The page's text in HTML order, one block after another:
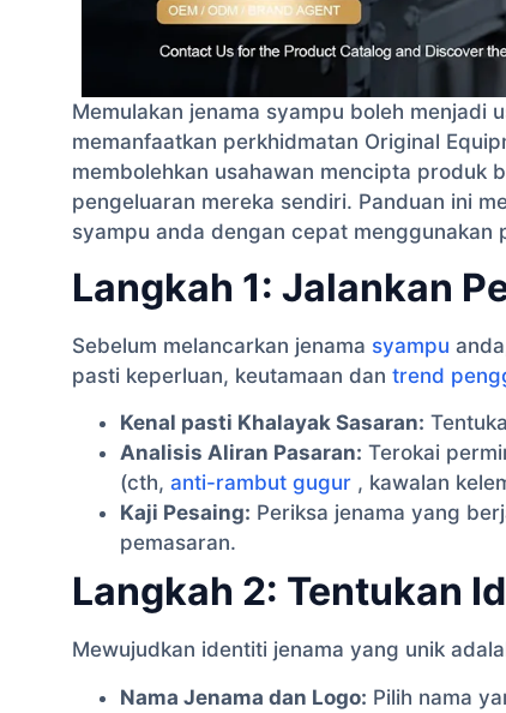
Memulakan jenama syampu boleh menjadi
memanfaatkan perkhidmatan Original
membolehkan usahawan mencipta produk
pengeluaran mereka sendiri. Panduan ini
syampu anda dengan cepat menggunakan
Langkah 1: Jalankan
Sebelum melancarkan jenama syampu
pasti keperluan, keutamaan dan trend
Kenal pasti Khalayak Sasaran:
Analisis Aliran Pasaran: Terokai
(cth, anti-rambut gugur , kawalan
Kaji Pesaing: Periksa jenama yang
pemasaran.
Langkah 2: Tentukan
Mewujudkan identiti jenama yang unik
Nama Jenama dan Logo: Pilih nama